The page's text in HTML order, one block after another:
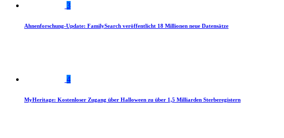
3
Ahnenforschung-Update: FamilySearch veröffentlicht 18 Millionen neue Datensätze
4
MyHeritage: Kostenloser Zugang über Halloween zu über 1,5 Milliarden Sterberegistern